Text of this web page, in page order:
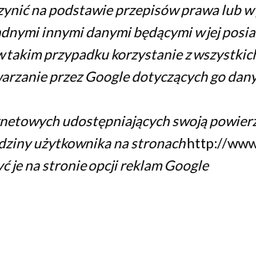
na podstawie przepisów prawa lub
innymi danymi będącymi w jej
takim przypadku korzystanie z
przez Google dotyczących go
udostępniających swoją
użytkownika na stronachhttp://
je na stronieopcji reklam Google